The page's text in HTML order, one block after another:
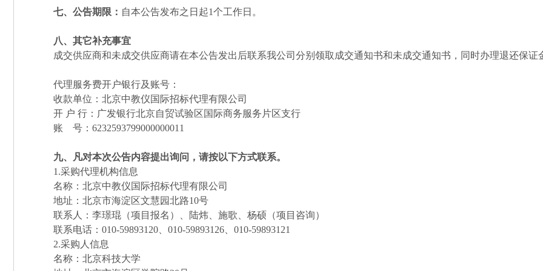
七、公告期限： 自本公告发布之日起1个工作日。
八、其它补充事宜
成交供应商和未成交供应商请在本公告发出后联系我公司分别领取成交通知书和未成交通知书，同时办理退还保证
代理服务费开户银行及账号：
收款单位：北京中教仪国际招标代理有限公司
开 户 行：广发银行北京自贸试验区国际商务服务片区支行
账 号：6232593799000000011
九、凡对本次公告内容提出询问，请按以下方式联系。
1.采购代理机构信息
名称：北京中教仪国际招标代理有限公司
地址：北京市海淀区文慧园北路10号
联系人：李璟琨（项目报名）、陆炜、施歌、杨硕（项目咨询）
联系电话：010-59893120、010-59893126、010-59893121
2.采购人信息
名称：北京科技大学